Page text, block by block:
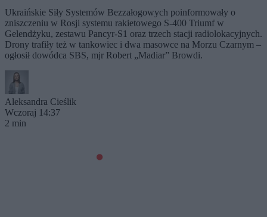
Ukraińskie Siły Systemów Bezzałogowych poinformowały o
zniszczeniu w Rosji systemu rakietowego S-400 Triumf w
Gelendżyku, zestawu Pancyr-S1 oraz trzech stacji radiolokacyjnych.
Drony trafiły też w tankowiec i dwa masowce na Morzu Czarnym –
ogłosił dowódca SBS, mjr Robert „Madiar” Browdi.
Aleksandra Cieślik
Wczoraj 14:37
2 min